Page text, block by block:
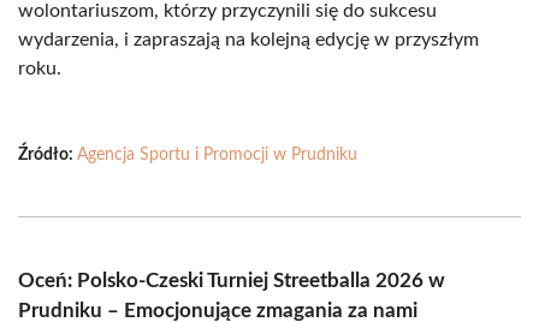
wolontariuszom, którzy przyczynili się do sukcesu
wydarzenia, i zapraszają na kolejną edycję w przyszłym
roku.
Źródło: Agencja Sportu i Promocji w Prudniku
Oceń: Polsko-Czeski Turniej Streetballa 2026 w
Prudniku – Emocjonujące zmagania za nami